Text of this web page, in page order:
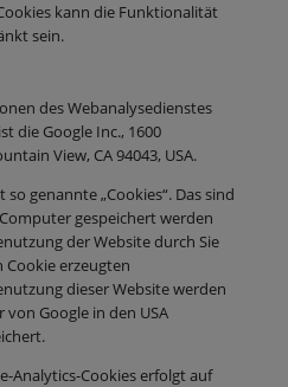
kann die Funktionalität
sein.
des Webanalysedienstes
die Google Inc., 1600
View, CA 94043, USA.
genannte „Cookies“. Das sind
gespeichert werden
der Website durch Sie
Cookie erzeugten
dieser Website werden
von Google in den USA
Analytics-Cookies erfolgt auf